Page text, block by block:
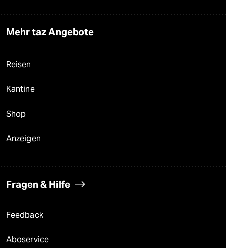
Mehr taz Angebote
Reisen
Kantine
Shop
Anzeigen
Fragen & Hilfe
Feedback
Aboservice